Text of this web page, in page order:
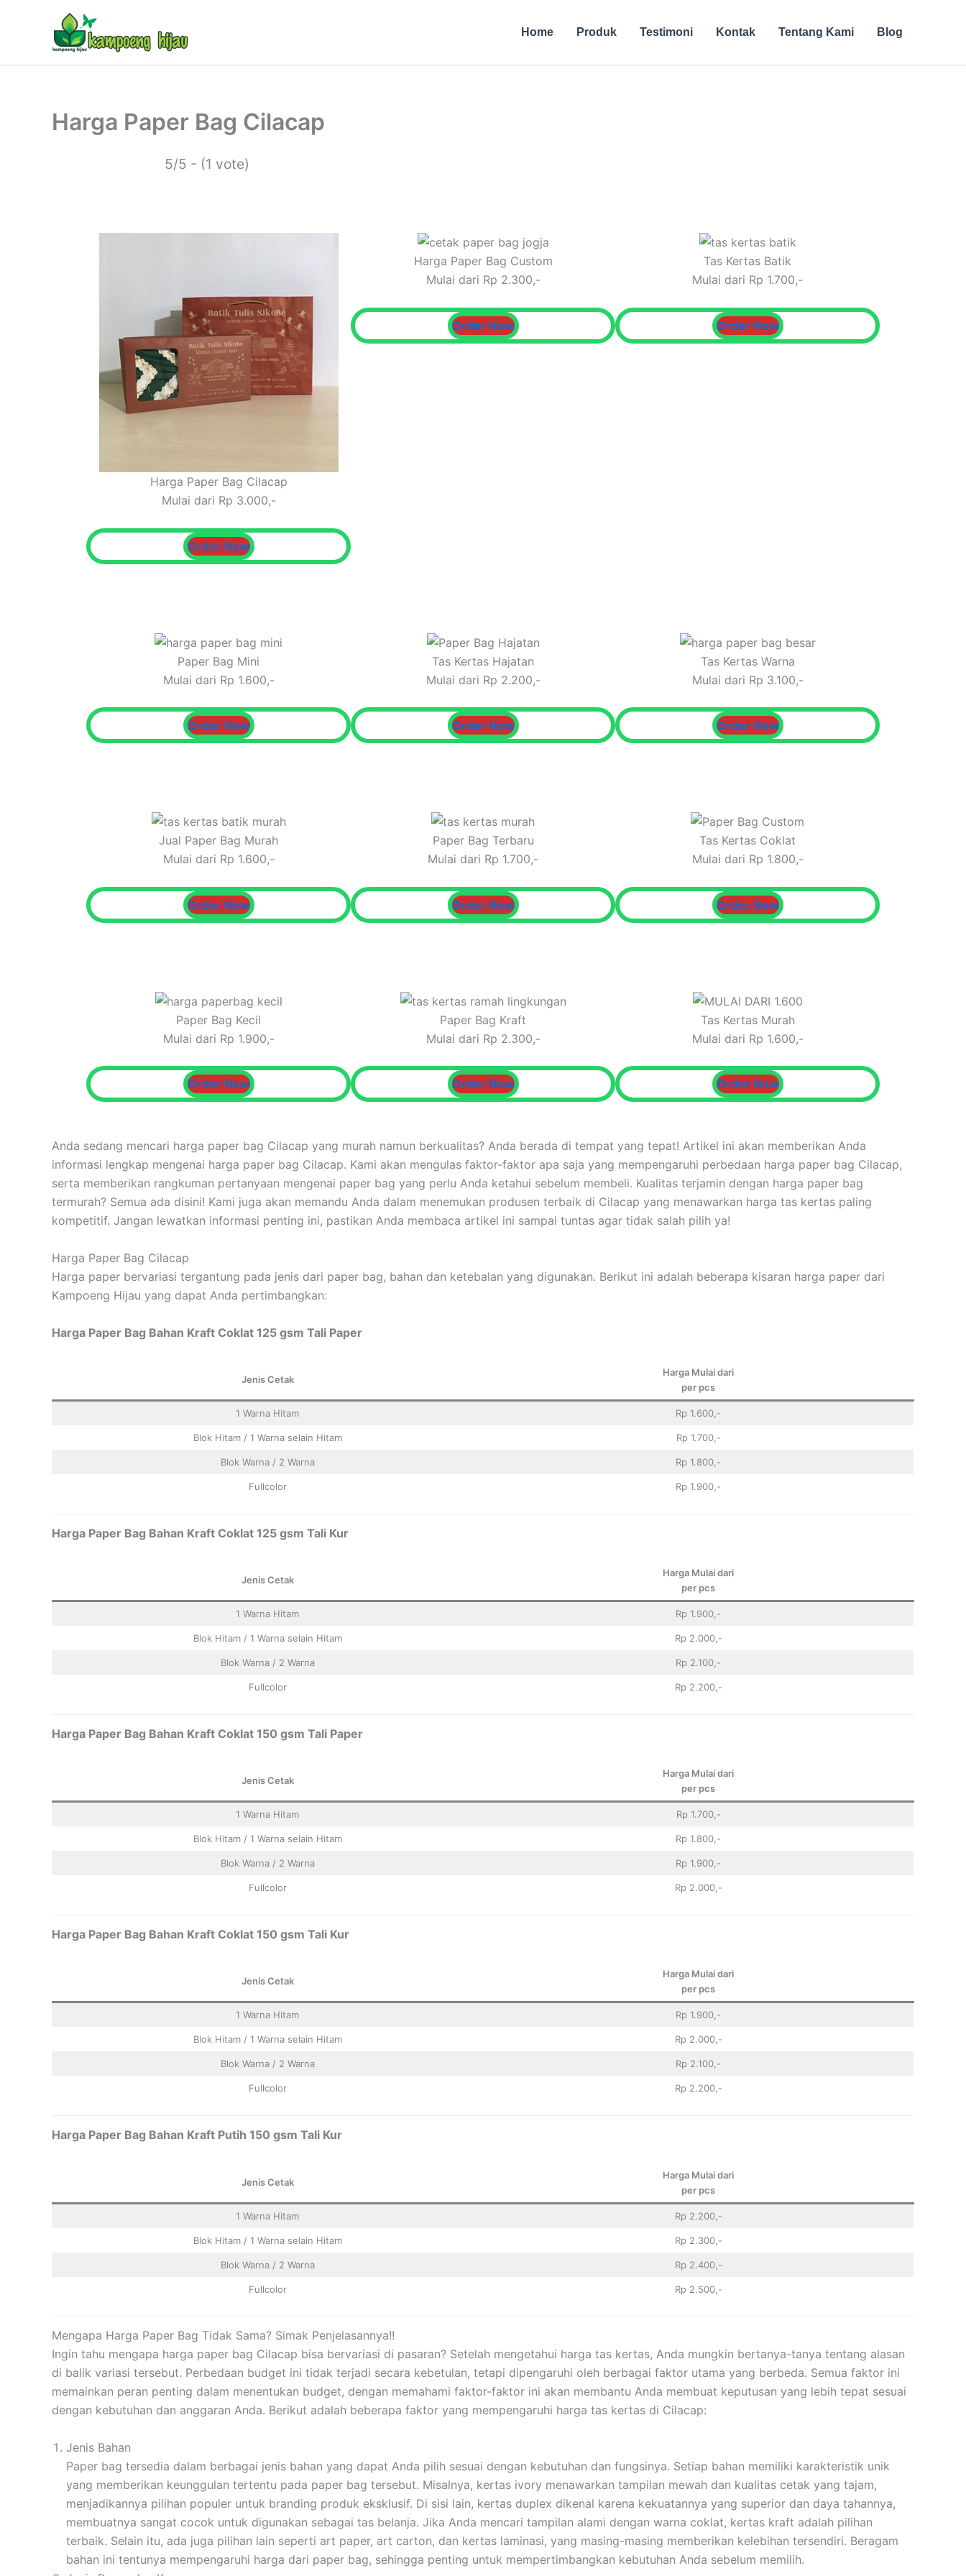
Home Produk Testimoni Kontak Tentang Kami Blog
Harga Paper Bag Cilacap
5/5 - (1 vote)
Harga Paper Bag Cilacap
Mulai dari Rp 3.000,-
Order Now
Harga Paper Bag Custom
Mulai dari Rp 2.300,-
Order Now
Tas Kertas Batik
Mulai dari Rp 1.700,-
Order Now
Paper Bag Mini
Mulai dari Rp 1.600,-
Order Now
Tas Kertas Hajatan
Mulai dari Rp 2.200,-
Order Now
Tas Kertas Warna
Mulai dari Rp 3.100,-
Order Now
Jual Paper Bag Murah
Mulai dari Rp 1.600,-
Order Now
Paper Bag Terbaru
Mulai dari Rp 1.700,-
Order Now
Tas Kertas Coklat
Mulai dari Rp 1.800,-
Order Now
Paper Bag Kecil
Mulai dari Rp 1.900,-
Order Now
Paper Bag Kraft
Mulai dari Rp 2.300,-
Order Now
Tas Kertas Murah
Mulai dari Rp 1.600,-
Order Now
Anda sedang mencari harga paper bag Cilacap yang murah namun berkualitas? Anda berada di tempat yang tepat! Artikel ini akan memberikan Anda
informasi lengkap mengenai harga paper bag Cilacap. Kami akan mengulas faktor-faktor apa saja yang mempengaruhi perbedaan harga paper bag Cilacap,
serta memberikan rangkuman pertanyaan mengenai paper bag yang perlu Anda ketahui sebelum membeli. Kualitas terjamin dengan harga paper bag
termurah? Semua ada disini! Kami juga akan memandu Anda dalam menemukan produsen terbaik di Cilacap yang menawarkan harga tas kertas paling
kompetitif. Jangan lewatkan informasi penting ini, pastikan Anda membaca artikel ini sampai tuntas agar tidak salah pilih ya!
Harga Paper Bag Cilacap
Harga paper bervariasi tergantung pada jenis dari paper bag, bahan dan ketebalan yang digunakan. Berikut ini adalah beberapa kisaran harga paper dari
Kampoeng Hijau yang dapat Anda pertimbangkan:
Harga Paper Bag Bahan Kraft Coklat 125 gsm Tali Paper
Jenis Cetak
Harga Mulai dari
per pcs
1 Warna Hitam Rp 1.600,-
Blok Hitam / 1 Warna selain Hitam Rp 1.700,-
Blok Warna / 2 Warna Rp 1.800,-
Fullcolor Rp 1.900,-
Harga Paper Bag Bahan Kraft Coklat 125 gsm Tali Kur
Jenis Cetak
Harga Mulai dari
per pcs
1 Warna Hitam Rp 1.900,-
Blok Hitam / 1 Warna selain Hitam Rp 2.000,-
Blok Warna / 2 Warna Rp 2.100,-
Fullcolor Rp 2.200,-
Harga Paper Bag Bahan Kraft Coklat 150 gsm Tali Paper
Jenis Cetak
Harga Mulai dari
per pcs
1 Warna Hitam Rp 1.700,-
Blok Hitam / 1 Warna selain Hitam Rp 1.800,-
Blok Warna / 2 Warna Rp 1.900,-
Fullcolor Rp 2.000,-
Harga Paper Bag Bahan Kraft Coklat 150 gsm Tali Kur
Jenis Cetak
Harga Mulai dari
per pcs
1 Warna Hitam Rp 1.900,-
Blok Hitam / 1 Warna selain Hitam Rp 2.000,-
Blok Warna / 2 Warna Rp 2.100,-
Fullcolor Rp 2.200,-
Harga Paper Bag Bahan Kraft Putih 150 gsm Tali Kur
Jenis Cetak
Harga Mulai dari
per pcs
1 Warna Hitam Rp 2.200,-
Blok Hitam / 1 Warna selain Hitam Rp 2.300,-
Blok Warna / 2 Warna Rp 2.400,-
Fullcolor Rp 2.500,-
Mengapa Harga Paper Bag Tidak Sama? Simak Penjelasannya!!
Ingin tahu mengapa harga paper bag Cilacap bisa bervariasi di pasaran? Setelah mengetahui harga tas kertas, Anda mungkin bertanya-tanya tentang alasan
di balik variasi tersebut. Perbedaan budget ini tidak terjadi secara kebetulan, tetapi dipengaruhi oleh berbagai faktor utama yang berbeda. Semua faktor ini
memainkan peran penting dalam menentukan budget, dengan memahami faktor-faktor ini akan membantu Anda membuat keputusan yang lebih tepat sesuai
dengan kebutuhan dan anggaran Anda. Berikut adalah beberapa faktor yang mempengaruhi harga tas kertas di Cilacap:
Jenis Bahan
Paper bag tersedia dalam berbagai jenis bahan yang dapat Anda pilih sesuai dengan kebutuhan dan fungsinya. Setiap bahan memiliki karakteristik unik
yang memberikan keunggulan tertentu pada paper bag tersebut. Misalnya, kertas ivory menawarkan tampilan mewah dan kualitas cetak yang tajam,
menjadikannya pilihan populer untuk branding produk eksklusif. Di sisi lain, kertas duplex dikenal karena kekuatannya yang superior dan daya tahannya,
membuatnya sangat cocok untuk digunakan sebagai tas belanja. Jika Anda mencari tampilan alami dengan warna coklat, kertas kraft adalah pilihan
terbaik. Selain itu, ada juga pilihan lain seperti art paper, art carton, dan kertas laminasi, yang masing-masing memberikan kelebihan tersendiri. Beragam
bahan ini tentunya mempengaruhi harga dari paper bag, sehingga penting untuk mempertimbangkan kebutuhan Anda sebelum memilih.